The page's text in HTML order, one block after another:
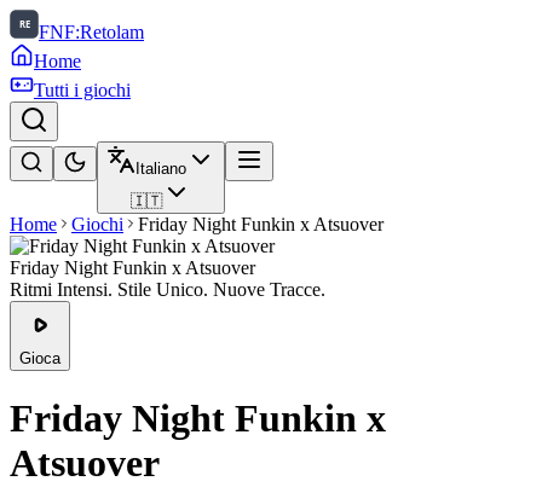
FNF:Retolam
Home
Tutti i giochi
Italiano
🇮🇹
Home Giochi Friday Night Funkin x Atsuover
Friday Night Funkin x Atsuover
Ritmi Intensi. Stile Unico. Nuove Tracce.
Gioca
Friday Night Funkin x
Atsuover